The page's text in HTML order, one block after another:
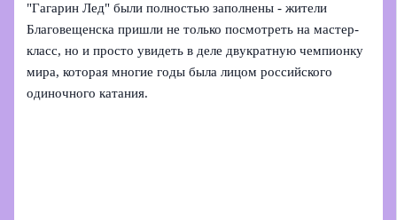
"Гагарин Лед" были полностью заполнены - жители
Благовещенска пришли не только посмотреть на мастер-
класс, но и просто увидеть в деле двукратную чемпионку
мира, которая многие годы была лицом российского
одиночного катания.